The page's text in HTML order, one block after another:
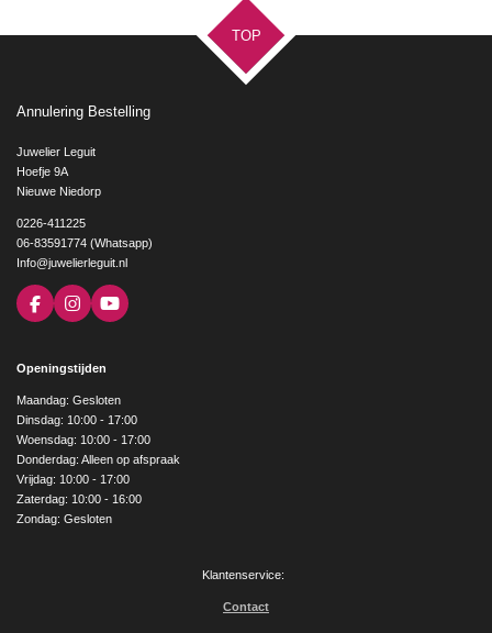
TOP
Annulering Bestelling
Juwelier Leguit
Hoefje 9A
Nieuwe Niedorp
0226-411225
06-83591774 (Whatsapp)
Info@juwelierleguit.nl
F
a
b
o
k
I
n
a
g
r
a
m
Y
o
e
Openingstijden
Maandag: Gesloten
Dinsdag: 10:00 - 17:00
Woensdag: 10:00 - 17:00
Donderdag: Alleen op afspraak
Vrijdag: 10:00 - 17:00
Zaterdag: 10:00 - 16:00
Zondag: Gesloten
Klantenservice:
Contact